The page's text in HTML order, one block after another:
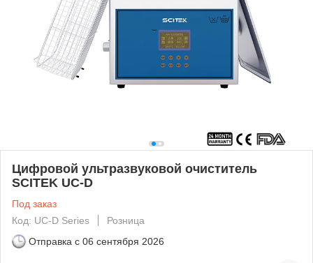
Цифровой ультразвуковой очиститель
SCITEK UC-D
Под заказ
Код: UC-D Series
Розница
Отправка с 06 сентября 2026